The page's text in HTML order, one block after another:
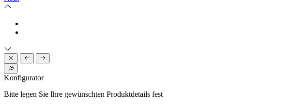
Konfigurator
Bitte legen Sie Ihre gewünschten Produktdetails fest